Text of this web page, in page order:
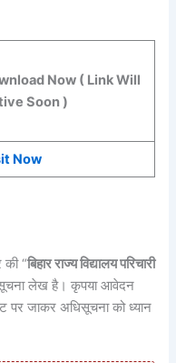
Now ( Link Will
Soon )
Now
की “बिहार राज्य विद्यालय परिचारी
लेख है। कृपया आवेदन
पर जाकर अधिसूचना को ध्यान